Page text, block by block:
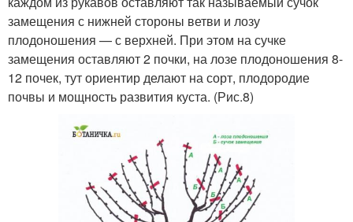
замещения с нижней стороны ветви и лозу
плодоношения — с верхней. При этом на сучке
замещения оставляют 2 почки, на лозе плодоношения 8-
12 почек, тут ориентир делают на сорт, плодородие
почвы и мощность развития куста. (Рис.8)